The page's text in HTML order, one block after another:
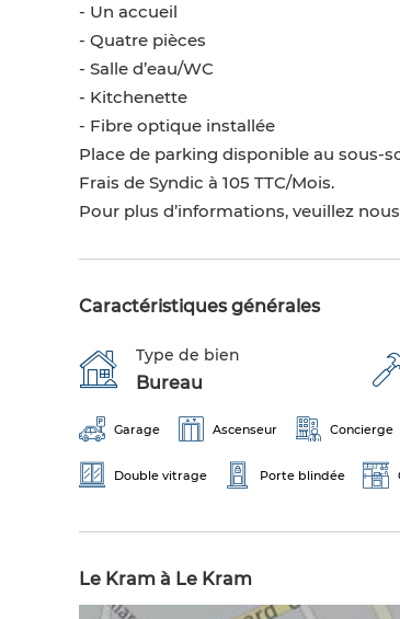
- Un accueil
- Quatre pièces
- Salle d’eau/WC
- Kitchenette
- Fibre optique installée
Place de parking disponible au sous-
Frais de Syndic à 105 TTC/Mois.
Pour plus d’informations, veuillez
Caractéristiques générales
Type de bien
Bureau
Garage Ascenseur Concierge
Double vitrage Porte blindée
Le Kram à Le Kram